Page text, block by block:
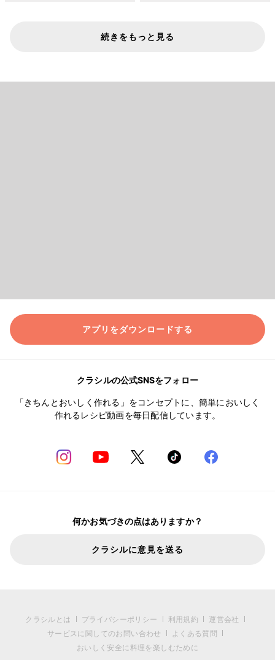
続きをもっと見る
アプリをダウンロードする
クラシルの公式SNSをフォロー
「きちんとおいしく作れる」をコンセプトに、簡単においしく
作れるレシピ動画を毎日配信しています。
何かお気づきの点はありますか？
クラシルに意見を送る
クラシルとは プライバシーポリシー 利用規約
運営会社
サービスに関してのお問い合わせ
よくある質問
おいしく安全に料理を楽しむために